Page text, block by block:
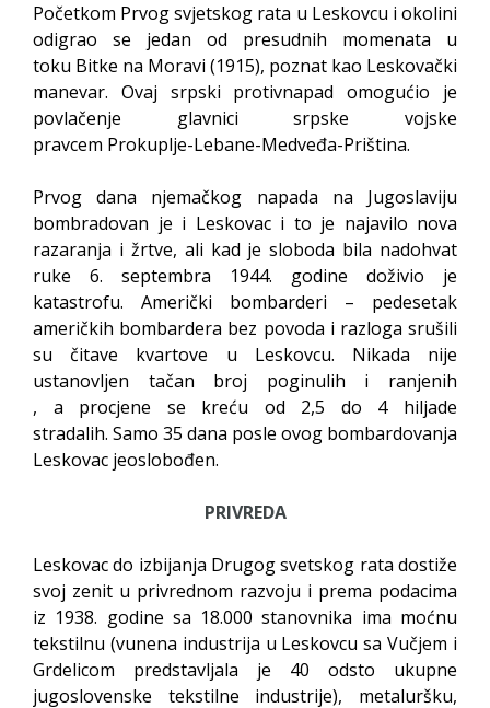
Početkom Prvog svjetskog rata u Leskovcu i okolini
odigrao se jedan od presudnih momenata u
toku Bitke na Moravi (1915), poznat kao Leskovački
manevar. Ovaj srpski protivnapad omogućio je
povlačenje glavnici srpske vojske
pravcem Prokuplje-Lebane-Medveđa-Priština.
Prvog dana njemačkog napada na Jugoslaviju
bombradovan je i Leskovac i to je najavilo nova
razaranja i žrtve, ali kad je sloboda bila nadohvat
ruke 6. septembra 1944. godine doživio je
katastrofu. Američki bombarderi – pedesetak
američkih bombardera bez povoda i razloga srušili
su čitave kvartove u Leskovcu. Nikada nije
ustanovljen tačan broj poginulih i ranjenih
, a procjene se kreću od 2,5 do 4 hiljade
stradalih. Samo 35 dana posle ovog bombardovanja
Leskovac jeoslobođen.
PRIVREDA
Leskovac do izbijanja Drugog svetskog rata dostiže
svoj zenit u privrednom razvoju i prema podacima
iz 1938. godine sa 18.000 stanovnika ima moćnu
tekstilnu (vunena industrija u Leskovcu sa Vučjem i
Grdelicom predstavljala je 40 odsto ukupne
jugoslovenske tekstilne industrije), metaluršku,